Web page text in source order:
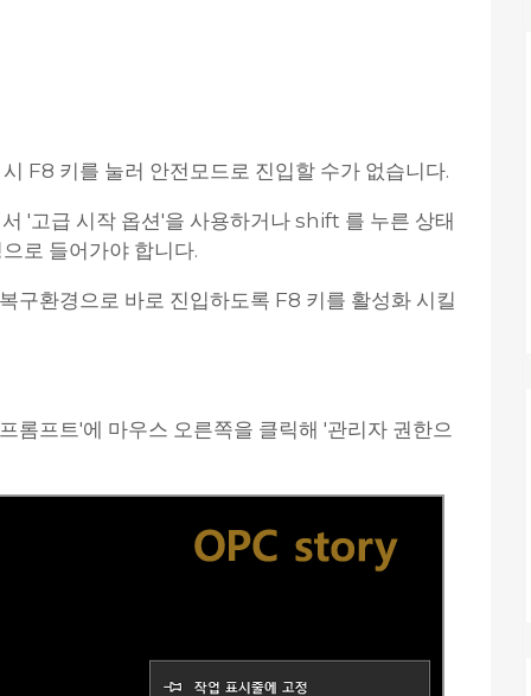
F8 키를 눌러 안전모드로 진입할 수가 없습니다.
'고급 시작 옵션'을 사용하거나 shift 를 누른 상태
로 들어가야 합니다.
구환경으로 바로 진입하도록 F8 키를 활성화 시킬
프트'에 마우스 오른쪽을 클릭해 '관리자 권한으